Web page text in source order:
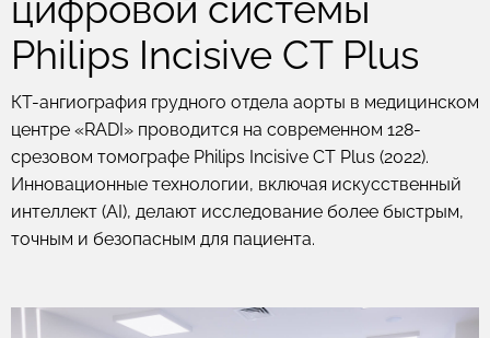
Philips Incisive CT Plus
КТ-ангиография грудного отдела аорты в медицинском
центре «RADI» проводится на современном 128-
срезовом томографе Philips Incisive CT Plus (2022).
Инновационные технологии, включая искусственный
интеллект (AI), делают исследование более быстрым,
точным и безопасным для пациента.